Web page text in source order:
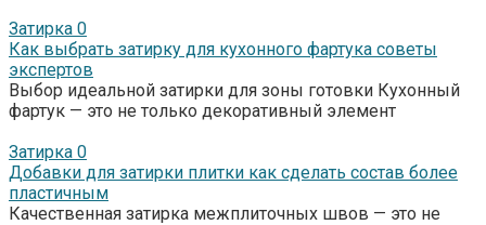
Затирка 0
Как выбрать затирку для кухонного фартука советы
экспертов
Выбор идеальной затирки для зоны готовки Кухонный
фартук — это не только декоративный элемент
Затирка 0
Добавки для затирки плитки как сделать состав более
пластичным
Качественная затирка межплиточных швов — это не